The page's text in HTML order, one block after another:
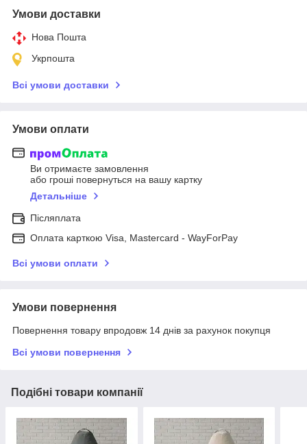
Умови доставки
Нова Пошта
Укрпошта
Всі умови доставки
Умови оплати
Ви отримаєте замовлення
або гроші повернуться на вашу картку
Детальніше
Післяплата
Оплата карткою Visa, Mastercard - WayForPay
Всі умови оплати
Умови повернення
Повернення товару впродовж 14 днів за рахунок покупця
Всі умови повернення
Подібні товари компанії